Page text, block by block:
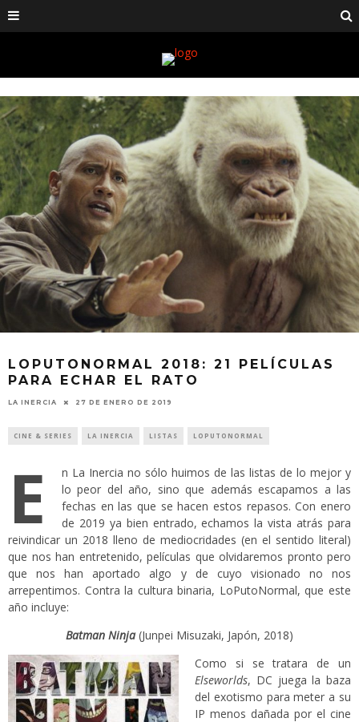
LOPUTONORMAL 2018: 21 PELÍCULAS
PARA ECHAR EL RATO
LA INERCIA 27 DE ENERO DE 2019
CINE & SERIES LA INERCIA LISTAS LOPUTONORMAL
E
n La Inercia no sólo huimos de las listas de lo mejor y
lo peor del año, sino que además escapamos a las
fechas en las que se hacen estos repasos. Con enero
de 2019 ya bien entrado, echamos la vista atrás para
reivindicar un 2018 lleno de mediocridades (en el sentido literal)
que nos han entretenido, películas que olvidaremos pronto pero
que nos han aportado algo y de cuyo visionado no nos
arrepentimos. Contra la cultura binaria, LoPutoNormal, que este
año incluye:
Batman Ninja (Junpei Misuzaki, Japón, 2018)
Como si se tratara de un
Elseworlds, DC juega la baza
del exotismo para meter a su
IP menos dañada por el cine